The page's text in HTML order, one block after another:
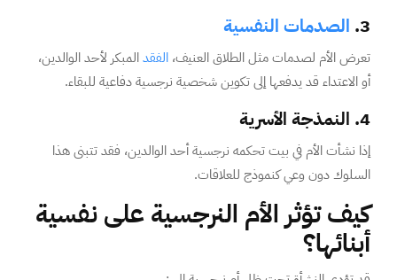
3. الصدمات النفسية
تعرض الأم لصدمات مثل الطلاق العنيف، الفقدالمبكر لأحد الوالدين،
أو الاعتداء قد يدفعها إلى تكوين شخصية نرجسية دفاعية للبقاء.
4. النمذجة الأسرية
إذا نشأت الأم في بيت تحكمه نرجسية أحد الوالدين، فقد تتبنى هذا
السلوك دون وعي كنموذج للعلاقات.
كيف تؤثر الأم النرجسية على نفسية
أبنائها؟